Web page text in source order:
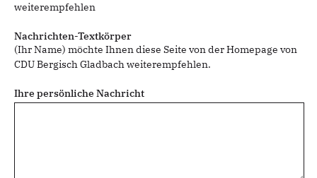
weiterempfehlen
Nachrichten-Textkörper
(Ihr Name) möchte Ihnen diese Seite von der Homepage von
CDU Bergisch Gladbach weiterempfehlen.
Ihre persönliche Nachricht